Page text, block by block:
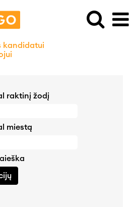
kandidatui
raktinį žodį
miestą